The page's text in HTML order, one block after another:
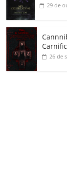
29 de
26 de